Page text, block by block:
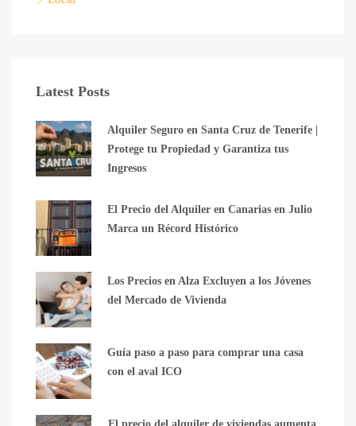
Latest Posts
Alquiler Seguro en Santa Cruz de Tenerife |
Protege tu Propiedad y Garantiza tus
Ingresos
El Precio del Alquiler en Canarias en Julio
Marca un Récord Histórico
Los Precios en Alza Excluyen a los Jóvenes
del Mercado de Vivienda
Guía paso a paso para comprar una casa
con el aval ICO